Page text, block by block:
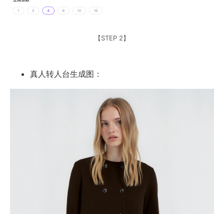
【STEP 2】
真人转人台生成图：